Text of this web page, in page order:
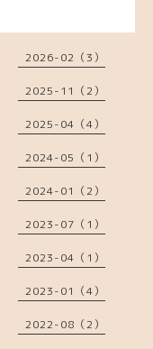
2026-02（3）
2025-11（2）
2025-04（4）
2024-05（1）
2024-01（2）
2023-07（1）
2023-04（1）
2023-01（4）
2022-08（2）